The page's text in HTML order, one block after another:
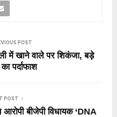
POST
में खाने वाले पर शिकंजा, बड़े
पर्दाफाश
POST
बीजेपी विधायक ‘DNA